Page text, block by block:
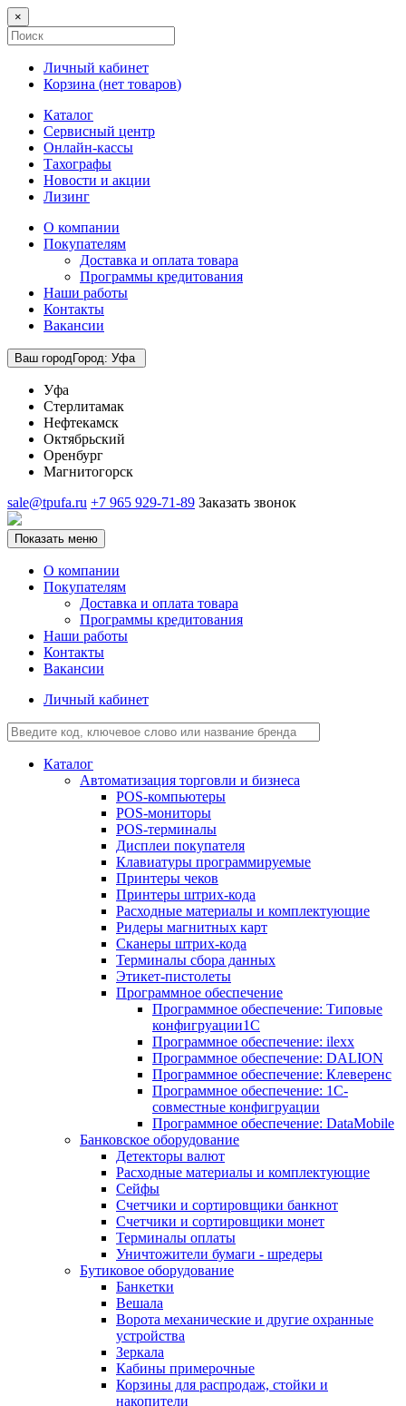
×
Личный кабинет
Корзина (нет товаров)
Каталог
Сервисный центр
Онлайн-кассы
Тахографы
Новости и акции
Лизинг
О компании
Покупателям
Доставка и оплата товара
Программы кредитования
Наши работы
Контакты
Вакансии
Ваш городГород: Уфа
Уфа
Стерлитамак
Нефтекамск
Октябрьский
Оренбург
Магнитогорск
sale@tpufa.ru +7 965 929-71-89 Заказать звонок
Показать меню
О компании
Покупателям
Доставка и оплата товара
Программы кредитования
Наши работы
Контакты
Вакансии
Личный кабинет
Каталог
Автоматизация торговли и бизнеса
POS-компьютеры
POS-мониторы
POS-терминалы
Дисплеи покупателя
Клавиатуры программируемые
Принтеры чеков
Принтеры штрих-кода
Расходные материалы и комплектующие
Ридеры магнитных карт
Сканеры штрих-кода
Терминалы сбора данных
Этикет-пистолеты
Программное обеспечение
Программное обеспечение: Типовые
конфигруации1С
Программное обеспечение: ilexx
Программное обеспечение: DALION
Программное обеспечение: Клеверенс
Программное обеспечение: 1С-
совместные конфигруации
Программное обеспечение: DataMobile
Банковское оборудование
Детекторы валют
Расходные материалы и комплектующие
Сейфы
Счетчики и сортировщики банкнот
Счетчики и сортировщики монет
Терминалы оплаты
Уничтожители бумаги - шредеры
Бутиковое оборудование
Банкетки
Вешала
Ворота механические и другие охранные
устройства
Зеркала
Кабины примерочные
Корзины для распродаж, стойки и
накопители